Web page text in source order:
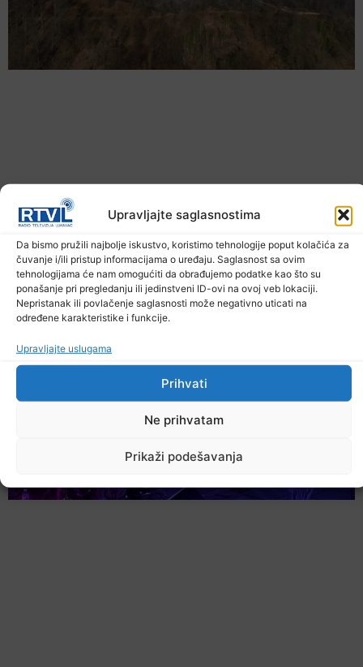
Upravljajte saglasnostima
Da bismo pružili najbolje iskustvo, koristimo tehnologije poput kolačića za
čuvanje i/ili pristup informacijama o uređaju. Saglasnost sa ovim
tehnologijama će nam omogućiti da obrađujemo podatke kao što su
ponašanje pri pregledanju ili jedinstveni ID-ovi na ovoj veb lokaciji.
Nepristanak ili povlačenje saglasnosti može negativno uticati na
određene karakteristike i funkcije.
Upravljajte uslugama
Prihvati
Ne prihvatam
Prikaži podešavanja
U TK povećan broj požara
7. Augusta 2026.